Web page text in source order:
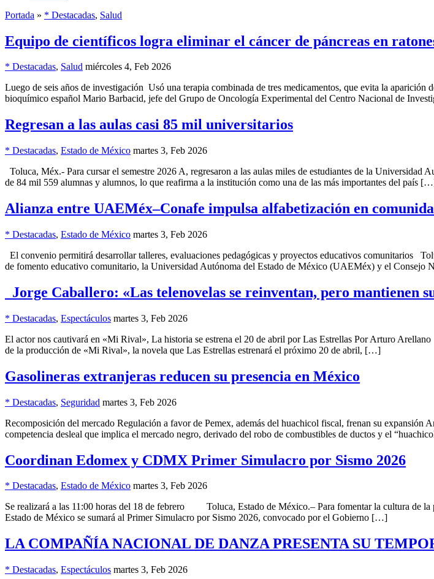
Portada » * Destacadas, Salud
Equipo de científicos logra eliminar el cáncer de páncreas en
* Destacadas, Salud miércoles 4, Feb 2026
Luego de seis años de investigación Usó una terapia combinada de tres medicamentos, que evita la
bioquímico español Mario Barbacid, jefe del Grupo de Oncología Experimental del Centro Nacional de
Regresan a las aulas casi 85 mil universitarios
* Destacadas, Estado de México martes 3, Feb 2026
Toluca, Méx.- Para cursar el semestre 2026 A, regresaron a las aulas miles de estudiantes de la
de 84 mil 559 alumnas y alumnos, lo que reafirma a la institución como una de las más importantes del país
Alianza entre UAEMéx–Conafe impulsa alfabetización en
* Destacadas, Estado de México martes 3, Feb 2026
El convenio permitirá desarrollar talleres, evaluaciones pedagógicas y proyectos educativos comunitarios
de fomento educativo comunitario, la Universidad Autónoma del Estado de México (UAEMéx) y el
Jorge Caballero: «Las telenovelas se reinventan, pero mantienen
* Destacadas, Espectáculos martes 3, Feb 2026
El actor nos cautivará en «Mi Rival», La historia se estrena el 20 de abril por Las Estrellas Por Arturo
de la producción de «Mi Rival», la novela que Las Estrellas estrenará el próximo 20 de abril, […]
Gasolineras extranjeras reducen su presencia en México
* Destacadas, Seguridad martes 3, Feb 2026
Recomposición del mercado Regulación a favor de Pemex, además del huachicol fiscal, frenan su expansión
competencia desleal que implica el mercado negro, derivado del robo de combustibles de ductos y el
Coordinan Edomex y CDMX Primer Simulacro por Sismo 2026
* Destacadas, Estado de México martes 3, Feb 2026
Se realizará a las 11:00 horas del 18 de febrero Toluca, Estado de México.– Para fomentar la cultura de la
Estado de México se sumará al Primer Simulacro por Sismo 2026, convocado por el Gobierno […]
LA COMPAÑÍA NACIONAL DE DANZA PRESENTA SU
* Destacadas, Espectáculos martes 3, Feb 2026